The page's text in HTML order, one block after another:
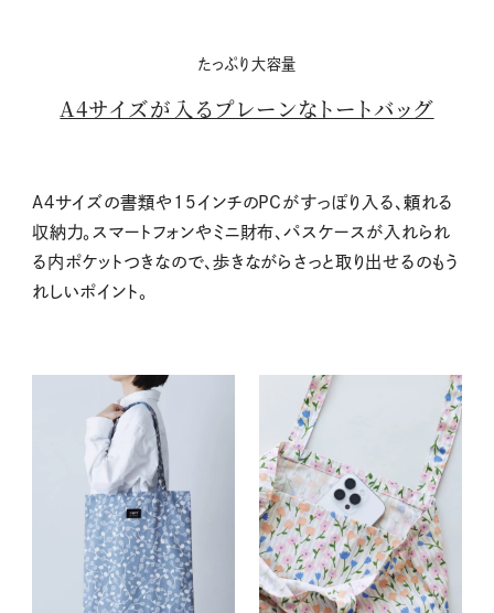
たっぷり大容量
A4サイズが入るプレーンなトートバッグ
A４サイズの書類や 15 インチの PC がすっぽり入る、頼れる
収納力。スマートフォンやミニ財布、パスケースが入れられ
る内ポケットつきなので、歩きながらさっと取り出せるのもう
れしいポイント。